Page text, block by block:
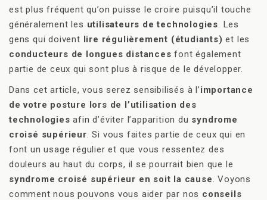
est plus fréquent qu’on puisse le croire puisqu’il touche
généralement les utilisateurs de technologies. Les
gens qui doivent lire régulièrement (étudiants) et les
conducteurs de longues distances font également
partie de ceux qui sont plus à risque de le développer.
Dans cet article, vous serez sensibilisés à l’importance
de votre posture lors de l’utilisation des
technologies afin d’éviter l’apparition du syndrome
croisé supérieur. Si vous faites partie de ceux qui en
font un usage régulier et que vous ressentez des
douleurs au haut du corps, il se pourrait bien que le
syndrome croisé supérieur en soit la cause. Voyons
comment nous pouvons vous aider par nos conseils